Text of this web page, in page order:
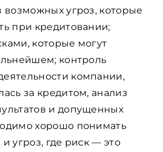
возможных угроз, которые
при кредитовании;
которые могут
контроль
компании,
за кредитом, анализ
и допущенных
хорошо понимать
угроз, где риск — это